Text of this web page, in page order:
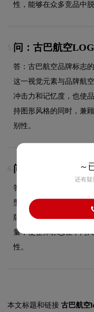
性，能够在众多竞品中
5. 问：古巴航空
答：古巴航空品牌标志
这一视觉元素与品牌航
冲击力和记忆度，也使
持图形风格的同时，兼
别性。
6. 问：古巴航空logo
答：古巴航空品牌标志
型与品牌形象高度契合
牌的图形设计风格。字
量，使整体标志在不同
性。
本文标题和链接 古巴航空
～
还有疑